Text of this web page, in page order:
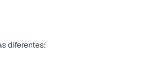
diferentes: